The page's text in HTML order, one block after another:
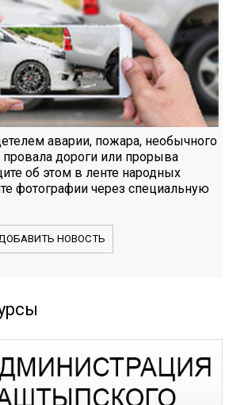
аварии, пожара, необычного
провала дороги или прорыва
об этом в ленте народных
фотографии через специальную
НОВОСТЬ